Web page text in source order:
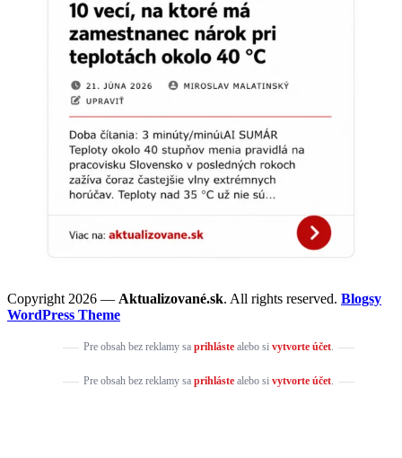
Copyright 2026 — Aktualizované.sk. All rights reserved. Blogsy
WordPress Theme
Pre obsah bez reklamy sa prihlástealebo si vytvorte účet.